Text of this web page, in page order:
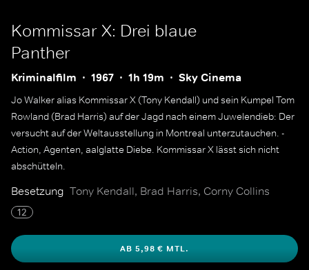
Kommissar X: Drei blaue
Panther
Kriminalfilm 1967 1h 19m Sky Cinema
Jo Walker alias Kommissar X (Tony Kendall) und sein Kumpel Tom
Rowland (Brad Harris) auf der Jagd nach einem Juwelendieb: Der
versucht auf der Weltausstellung in Montreal unterzutauchen. -
Action, Agenten, aalglatte Diebe. Kommissar X lässt sich nicht
abschütteln.
Besetzung Tony Kendall, Brad Harris, Corny Collins
12
AB 5,98 € MTL.